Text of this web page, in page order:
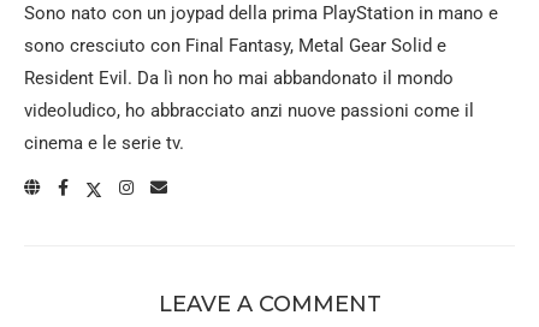
Sono nato con un joypad della prima PlayStation in mano e
sono cresciuto con Final Fantasy, Metal Gear Solid e
Resident Evil. Da lì non ho mai abbandonato il mondo
videoludico, ho abbracciato anzi nuove passioni come il
cinema e le serie tv.
LEAVE A COMMENT